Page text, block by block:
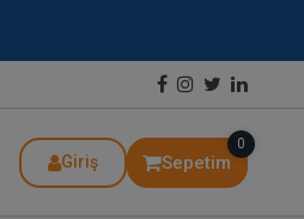
Giriş Sepetim
0